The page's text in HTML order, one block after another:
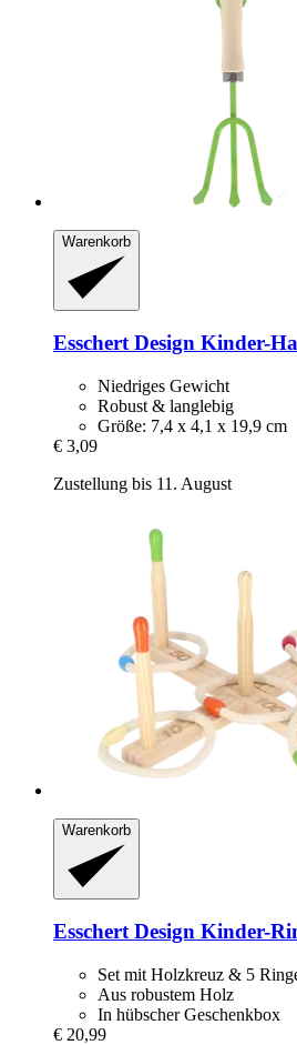
Warenkorb
Esschert Design Kinder-​
Niedriges Gewicht
Robust & langlebig
Größe: 7,4 x 4,1 x 19,9 cm
€ 3,09
Zustellung bis 11. August
Warenkorb
Esschert Design Kinder-​
Set mit Holzkreuz & 5
Aus robustem Holz
In hübscher Geschenkbox
€ 20,99